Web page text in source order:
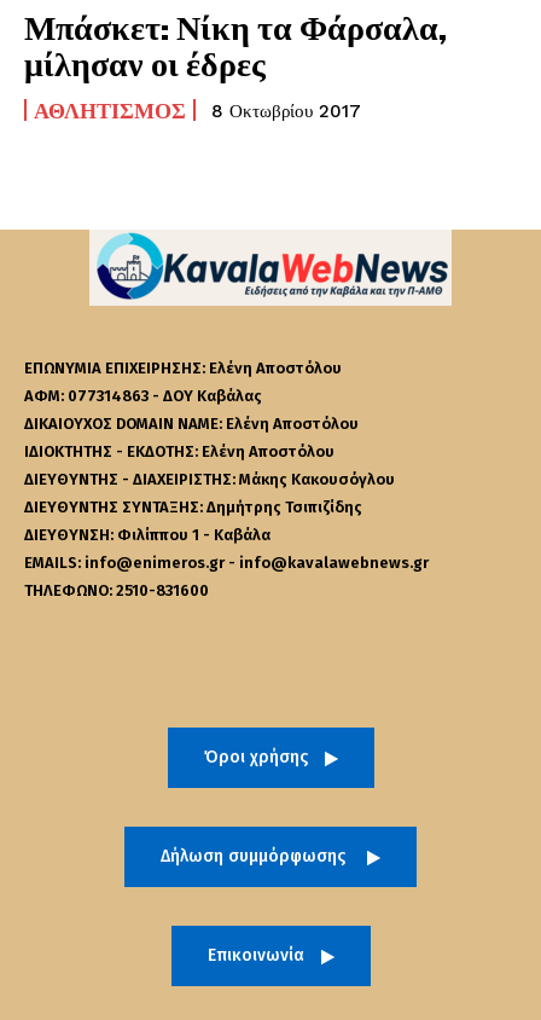
Μπάσκετ: Νίκη τα Φάρσαλα,
μίλησαν οι έδρες
ΑΘΛΗΤΙΣΜΌΣ 8 Οκτωβρίου 2017
ΕΠΩΝΥΜΙΑ ΕΠΙΧΕΙΡΗΣΗΣ: Ελένη Αποστόλου
ΑΦΜ: 077314863 - ΔΟΥ Καβάλας
ΔΙΚΑΙΟΥΧΟΣ DOMAIN NAME: Ελένη Αποστόλου
ΙΔΙΟΚΤΗΤΗΣ - ΕΚΔΟΤΗΣ: Ελένη Αποστόλου
ΔΙΕΥΘΥΝΤΗΣ - ΔΙΑΧΕΙΡΙΣΤΗΣ: Μάκης Κακουσόγλου
ΔΙΕΥΘΥΝΤΗΣ ΣΥΝΤΑΞΗΣ: Δημήτρης Τσιπιζίδης
ΔΙΕΥΘΥΝΣΗ: Φιλίππου 1 - Καβάλα
EMAILS: info@enimeros.gr - info@kavalawebnews.gr
ΤΗΛΕΦΩΝΟ: 2510-831600
Όροι χρήσης
Δήλωση συμμόρφωσης
Επικοινωνία